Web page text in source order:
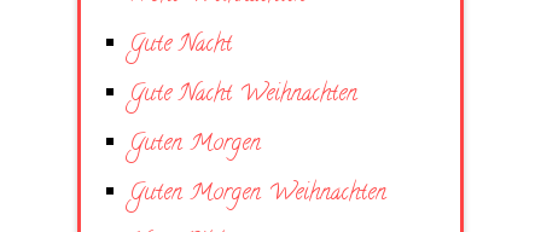
Gute Nacht
Gute Nacht Weihnachten
Guten Morgen
Guten Morgen Weihnachten